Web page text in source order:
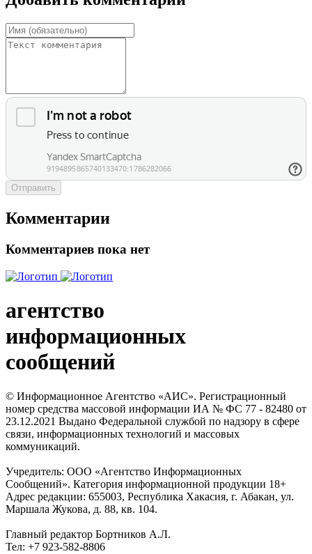
Отправить
Комментарии
Комментариев пока нет
агентство
информационных
сообщений
© Информационное Агентство «АИС». Регистрационный
номер средства массовой информации ИА № ФС 77 - 82480 от
23.12.2021 Выдано Федеральной службой по надзору в сфере
связи, информационных технологий и массовых
коммуникаций.
Учредитель: ООО «Агентство Информационных
Сообщений». Категория информационной продукции 18+
Адрес редакции: 655003, Республика Хакасия, г. Абакан, ул.
Маршала Жукова, д. 88, кв. 104.
Главный редактор Бортников А.Л.
Тел: +7 923-582-8806